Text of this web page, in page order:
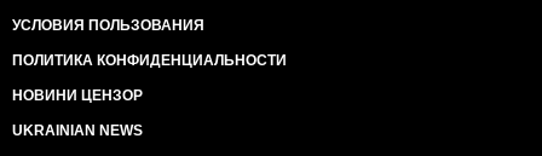
УСЛОВИЯ ПОЛЬЗОВАНИЯ
ПОЛИТИКА КОНФИДЕНЦИАЛЬНОСТИ
НОВИНИ ЦЕНЗОР
UKRAINIAN NEWS